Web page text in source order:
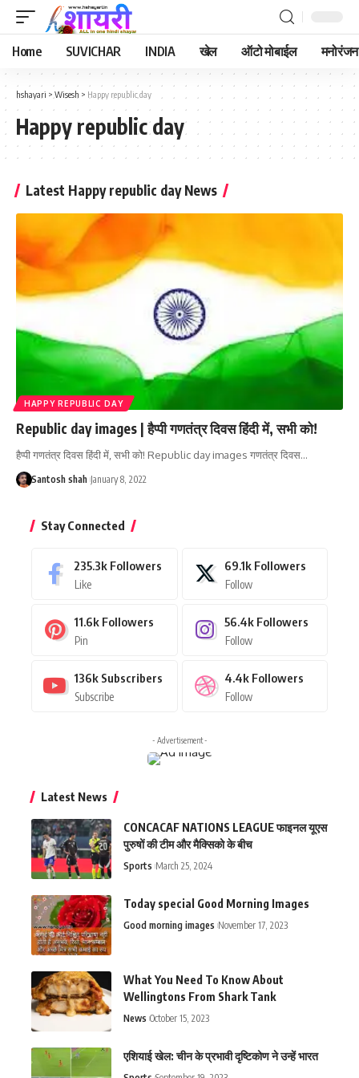
Home SUVICHAR INDIA खेल ऑटो मोबाईल मनोरंजन
hshayari > Wisesh > Happy republic day
Happy republic day
Latest Happy republic day News
HAPPY REPUBLIC DAY
Republic day images | हैप्पी गणतंत्र दिवस हिंदी में, सभी को!
हैप्पी गणतंत्र दिवस हिंदी में, सभी को! Republic day images गणतंत्र दिवस…
Santosh shah January 8, 2022
Stay Connected
235.3k Followers
Like
69.1k Followers
Follow
11.6k Followers
Pin
56.4k Followers
Follow
136k Subscribers
Subscribe
4.4k Followers
Follow
- Advertisement -
Latest News
CONCACAF NATIONS LEAGUE फाइनल यूएस
पुरुषों की टीम और मैक्सिको के बीच
Sports March 25, 2024
Today special Good Morning Images
Good morning images November 17, 2023
What You Need To Know About
Wellingtons From Shark Tank
News October 15, 2023
एशियाई खेल: चीन के प्रभावी दृष्टिकोण ने उन्हें भारत